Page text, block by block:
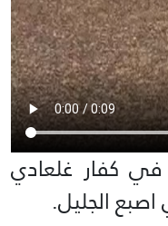
كفار غلعادي
الجليل.